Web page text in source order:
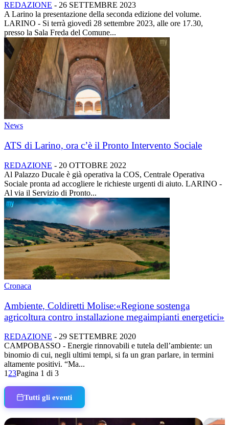
REDAZIONE - 26 SETTEMBRE 2023
A Larino la presentazione della seconda edizione del volume.
LARINO - Si terrà giovedì 28 settembre 2023, alle ore 17.30,
presso la Sala Freda del Comune...
News
ATS di Larino, ora c’è il Pronto Intervento Sociale
REDAZIONE - 20 OTTOBRE 2022
Al Palazzo Ducale è già operativa la COS, Centrale Operativa
Sociale pronta ad accogliere le richieste urgenti di aiuto. LARINO -
Al via il Servizio di Pronto...
Cronaca
Ambiente, Coldiretti Molise:«Regione sostenga
agricoltura contro installazione megaimpianti energetici»
REDAZIONE - 29 SETTEMBRE 2020
CAMPOBASSO - Energie rinnovabili e tutela dell’ambiente: un
binomio di cui, negli ultimi tempi, si fa un gran parlare, in termini
altamente positivi. “Ma...
1 23Pagina 1 di 3
Tutti gli eventi